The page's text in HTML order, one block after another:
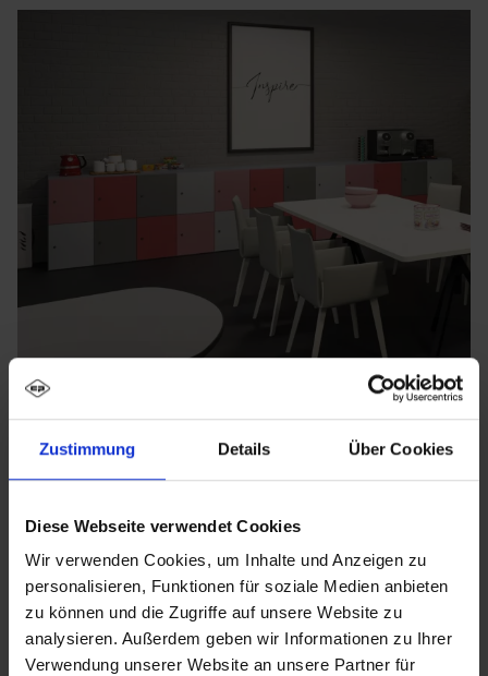
Zustimmung Details Über Cookies
Diese Webseite verwendet Cookies
Wir verwenden Cookies, um Inhalte und Anzeigen zu
personalisieren, Funktionen für soziale Medien anbieten
zu können und die Zugriffe auf unsere Website zu
analysieren. Außerdem geben wir Informationen zu Ihrer
Verwendung unserer Website an unsere Partner für